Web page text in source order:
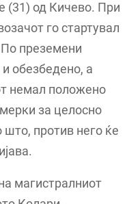
(31) од Кичево. При
го стартувал
По преземени
обезбедено, а
немал положено
за целосно
против него ќе
магистралниот